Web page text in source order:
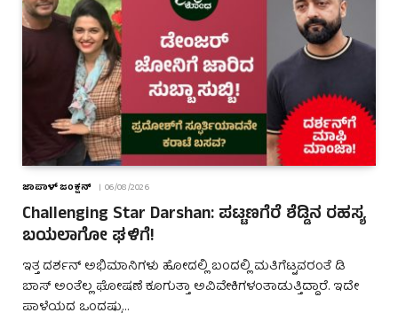
ಜಾಪಾಳ್ ಜಂಕ್ಷನ್ 06/08/2026
Challenging Star Darshan: ಪಟ್ಟಣಗೆರೆ ಶೆಡ್ಡಿನ ರಹಸ್ಯ
ಬಯಲಾಗೋ ಘಳಿಗೆ!
ಇತ್ತ ದರ್ಶನ್ ಅಭಿಮಾನಿಗಳು ಹೋದಲ್ಲಿ ಬಂದಲ್ಲಿ ಮತಿಗೆಟ್ಟವರಂತೆ ಡಿ
ಬಾಸ್ ಅಂತೆಲ್ಲ ಘೋಷಣೆ ಕೂಗುತ್ತಾ ಅವಿವೇಕಿಗಳಂತಾಡುತ್ತಿದ್ದಾರೆ. ಇದೇ
ಪಾಳೆಯದ ಒಂದಷ್ಟು…